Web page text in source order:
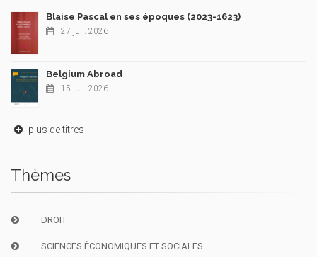
Blaise Pascal en ses époques (2023-1623)
27 juil. 2026
Belgium Abroad
15 juil. 2026
plus de titres
Thèmes
DROIT
SCIENCES ÉCONOMIQUES ET SOCIALES